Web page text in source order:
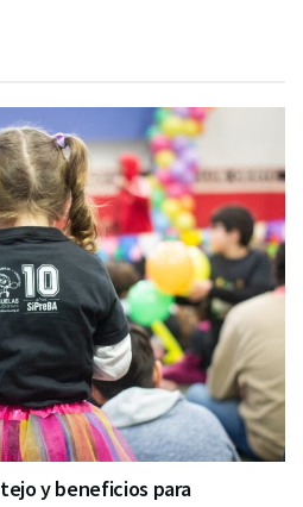
y beneficios para